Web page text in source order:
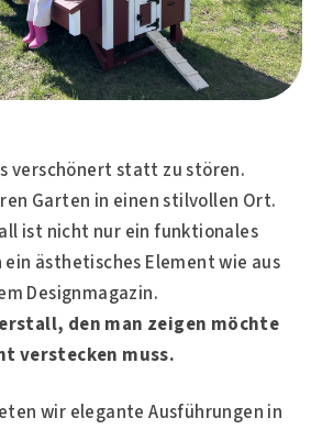
verschönert statt zu stören.
Garten in einen stilvollen Ort.
ist nicht nur ein funktionales
ein ästhetisches Element wie aus
Designmagazin.
den man zeigen möchte
verstecken muss.
wir elegante Ausführungen in